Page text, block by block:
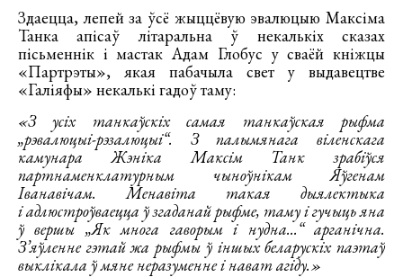
Здаецца, лепей за ўсё жыццёвую эвалюцыю Максіма
Танка апісаў літаральна ў некалькіх сказах
пісьменнік і мастак Адам Глобус у сваёй кніжцы
«Партрэты», якая пабачыла свет у выдавецтве
«Галіяфы» некалькі гадоў таму:
«З усіх танкаўскіх самая танкаўская рыфма
„рэвалюцыі-рэзалюцыі“. З палымянага віленскага
камунара Жэніка Максім Танк зрабіўся
партнаменклатурным чыноўнікам Яўгенам
Іванавічам. Менавіта такая дыялектыка
і адлюстроўваецца ў згаданай рыфме, таму і гучыць яна
ў вершы „Як многа гаворым і нудна...“ арганічна.
З’яўленне гэтай жа рыфмы ў іншых беларускіх паэтаў
выклікала ў мяне неразуменне і нават агіду.»